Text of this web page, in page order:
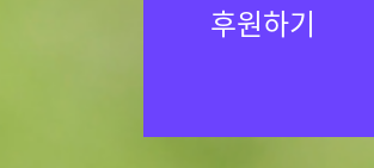
후원하기